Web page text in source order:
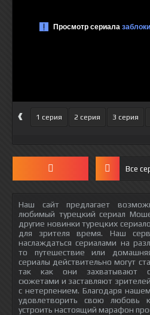
‹ 1 серия 2 серия 3 серия
Все
Наш сайт предлагает
любимый турецкий сериал
другие новинки турецких
для зрителя время. Наш
наслаждаться сериалами на
то путешествие или
сериалы действительно могут
так как они захватывают
сюжетами и заставляют
с нетерпением. Благодаря
удовлетворить свою любовь
устроить настоящий марафон